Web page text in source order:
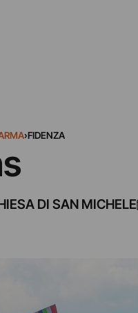
›FIDENZA
DI SAN MICHELE